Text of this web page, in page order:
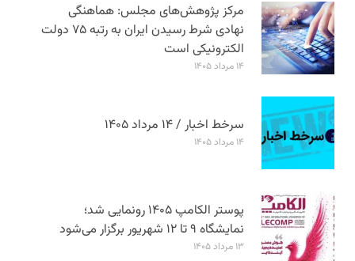
مرکز پژوهش‌های مجلس: هماهنگی
نهادی شرط رسیدن ایران به رتبه ۷۵ دولت
الکترونیکی است
۱۴ مرداد ۱۴۰۵
سرخط اخبار / ۱۴ مرداد ۱۴۰۵
۱۴ مرداد ۱۴۰۵
پوستر الکامپ ۱۴۰۵ رونمایی شد؛
نمایشگاه ۹ تا ۱۲ شهریور برگزار می‌شود
۱۳ مرداد ۱۴۰۵